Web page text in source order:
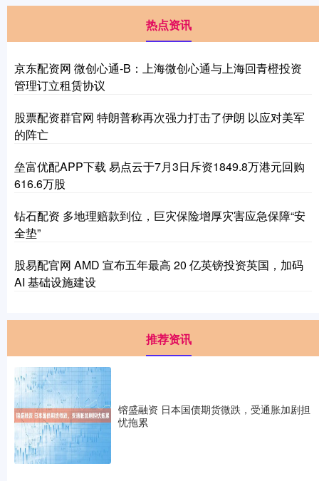
热点资讯
京东配资网 微创心通-B：上海微创心通与上海回青橙投资
管理订立租赁协议
股票配资群官网 特朗普称再次强力打击了伊朗 以应对美军
的阵亡
垒富优配APP下载 易点云于7月3日斥资1849.8万港元回购
616.6万股
钻石配资 多地理赔款到位，巨灾保险增厚灾害应急保障“安
全垫”
股易配官网 AMD 宣布五年最高 20 亿英镑投资英国，加码
AI 基础设施建设
推荐资讯
镕盛融资 日本国债期货微跌，受通胀加剧担
忧拖累